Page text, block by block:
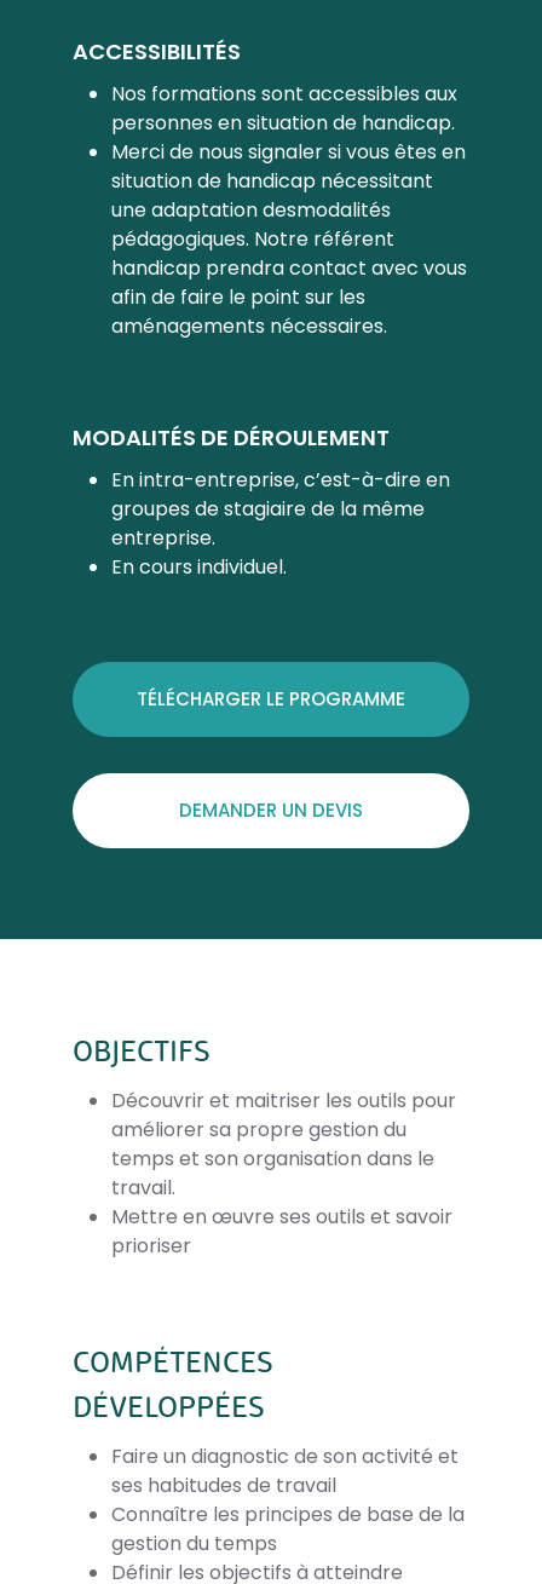
ACCESSIBILITÉS
Nos formations sont accessibles aux
personnes en situation de handicap.
Merci de nous signaler si vous êtes en
situation de handicap nécessitant
une adaptation desmodalités
pédagogiques. Notre référent
handicap prendra contact avec vous
afin de faire le point sur les
aménagements nécessaires.
MODALITÉS DE DÉROULEMENT
En intra-entreprise, c’est-à-dire en
groupes de stagiaire de la même
entreprise.
En cours individuel.
TÉLÉCHARGER LE PROGRAMME
DEMANDER UN DEVIS
OBJECTIFS
Découvrir et maitriser les outils pour
améliorer sa propre gestion du
temps et son organisation dans le
travail.
Mettre en œuvre ses outils et savoir
prioriser
COMPÉTENCES
DÉVELOPPÉES
Faire un diagnostic de son activité et
ses habitudes de travail
Connaître les principes de base de la
gestion du temps
Définir les objectifs à atteindre